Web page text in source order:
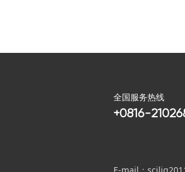
全国服务热线
+0816-